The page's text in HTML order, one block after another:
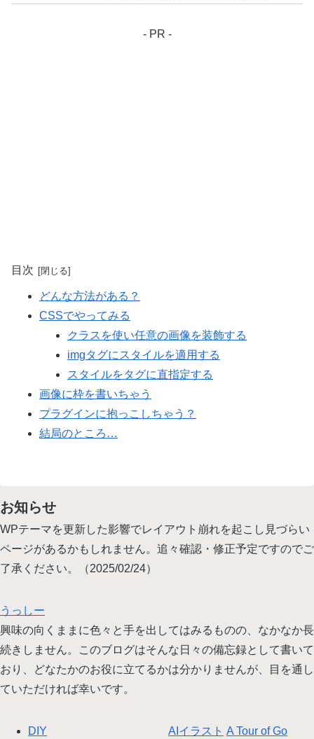
- PR -
目次
どんな方法がある？
CSSでやってみる
クラスを使い任意の画像を装飾する
imgタグにスタイルを適用する
スタイルをタグに直指定する
画像に枠を書いちゃう
プラグインに抱っこしちゃう？
結局のところ…
お知らせ
WPテーマを更新した影響でレイアウト崩れを起こし見づらい
ページがあるかもしれません。追々確認・修正予定ですのでご
了承ください。（2025/02/24）
うっしー
興味の向くままに色々と手を出してはみるものの、なかなか長
続きしません。このブログはそんな日々の備忘録として書いて
おり、どなたかのお役に立てるかは分かりませんが、目を通し
ていただければ幸いです。
DIY
AIイラスト A Tour of Go